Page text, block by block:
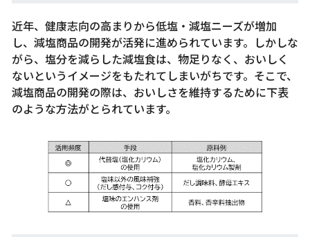
近年、健康志向の高まりから低塩・減塩ニーズが増加
し、減塩商品の開発が活発に進められています。しかしな
がら、塩分を減らした減塩食は、物足りなく、おいしく
ないというイメージをもたれてしまいがちです。そこで、
減塩商品の開発の際は、おいしさを維持するために下表
のような方法がとられています。